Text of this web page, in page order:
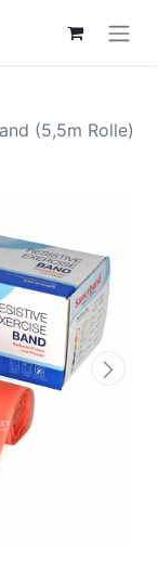
(5,5m Rolle)